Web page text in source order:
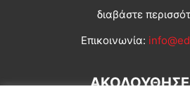
διαβάστε
Επικοινωνία: